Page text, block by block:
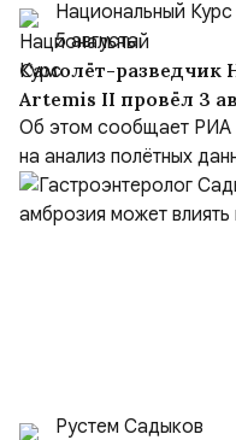
Национальный Курс
5 августа
Самолёт-разведчик
Artemis II провёл 3
Чёрным морем
Об этом сообщает РИА
на анализ полётных
Рустем Садыков